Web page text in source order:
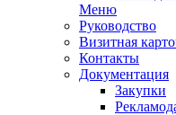
Меню
Руководство
Визитная
Контакты
Документация
Закупки